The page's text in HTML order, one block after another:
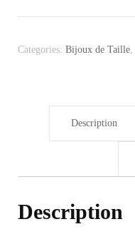
Categories: Bijoux de Taille,
Description
Description